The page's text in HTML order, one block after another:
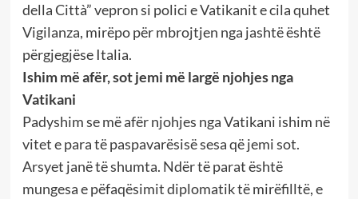
della Città” vepron si polici e Vatikanit e cila quhet
Vigilanza, mirëpo për mbrojtjen nga jashtë është
përgjegjëse Italia.
Ishim më afër, sot jemi më largë njohjes nga
Vatikani
Padyshim se më afër njohjes nga Vatikani ishim në
vitet e para të paspavarësisë sesa që jemi sot.
Arsyet janë të shumta. Ndër të parat është
mungesa e pëfaqësimit diplomatik të mirëfilltë, e